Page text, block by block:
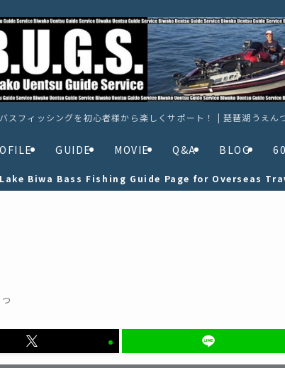
スフィッシングを初心者様から楽しくサポート！ | 琵琶湖うえん
GUIDE MOVIE Q&A BLOG
Lake Biwa Bass Fishing Guide Page for Overseas